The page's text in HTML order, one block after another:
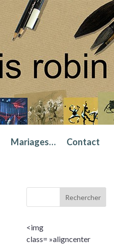
Mariages… Contact
<img
class= »aligncenter